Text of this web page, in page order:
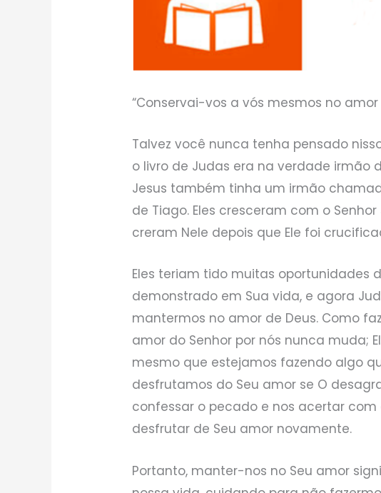
“Conservai-vos a vós mesmos no amor
Talvez você nunca tenha pensado
o livro de Judas era na verdade irmão
Jesus também tinha um irmão
de Tiago. Eles cresceram com o
creram Nele depois que Ele foi
Eles teriam tido muitas oportunidades
demonstrado em Sua vida, e agora
mantermos no amor de Deus. Como
amor do Senhor por nós nunca muda;
mesmo que estejamos fazendo algo
desfrutamos do Seu amor se O
confessar o pecado e nos acertar com
desfrutar de Seu amor novamente.
Portanto, manter-nos no Seu amor